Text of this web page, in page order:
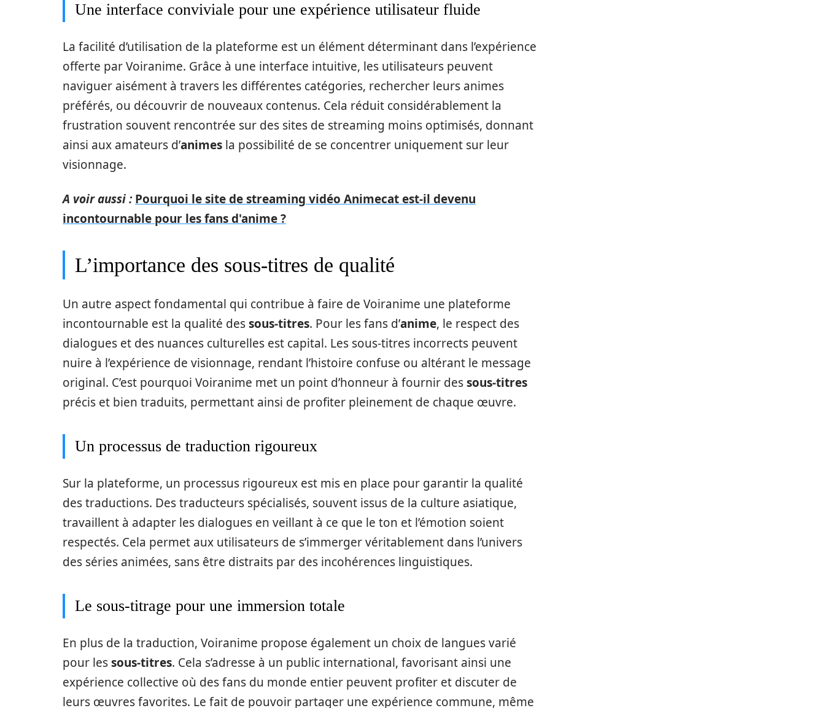
Une interface conviviale pour une expérience utilisateur fluide
La facilité d’utilisation de la plateforme est un élément déterminant dans l’expérience
offerte par Voiranime. Grâce à une interface intuitive, les utilisateurs peuvent
naviguer aisément à travers les différentes catégories, rechercher leurs animes
préférés, ou découvrir de nouveaux contenus. Cela réduit considérablement la
frustration souvent rencontrée sur des sites de streaming moins optimisés, donnant
ainsi aux amateurs d’animes la possibilité de se concentrer uniquement sur leur
visionnage.
A voir aussi : Pourquoi le site de streaming vidéo Animecat est-il devenu
incontournable pour les fans d'anime ?
L’importance des sous-titres de qualité
Un autre aspect fondamental qui contribue à faire de Voiranime une plateforme
incontournable est la qualité dessous-titres. Pour les fans d’anime, le respect des
dialogues et des nuances culturelles est capital. Les sous-titres incorrects peuvent
nuire à l’expérience de visionnage, rendant l’histoire confuse ou altérant le message
original. C’est pourquoi Voiranime met un point d’honneur à fournir dessous-titres
précis et bien traduits, permettant ainsi de profiter pleinement de chaque œuvre.
Un processus de traduction rigoureux
Sur la plateforme, un processus rigoureux est mis en place pour garantir la qualité
des traductions. Des traducteurs spécialisés, souvent issus de la culture asiatique,
travaillent à adapter les dialogues en veillant à ce que le ton et l’émotion soient
respectés. Cela permet aux utilisateurs de s’immerger véritablement dans l’univers
des séries animées, sans être distraits par des incohérences linguistiques.
Le sous-titrage pour une immersion totale
En plus de la traduction, Voiranime propose également un choix de langues varié
pour lessous-titres. Cela s’adresse à un public international, favorisant ainsi une
expérience collective où des fans du monde entier peuvent profiter et discuter de
leurs œuvres favorites. Le fait de pouvoir partager une expérience commune, même